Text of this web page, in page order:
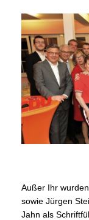
Außer Ihr
sowie Jürgen
Jahn als